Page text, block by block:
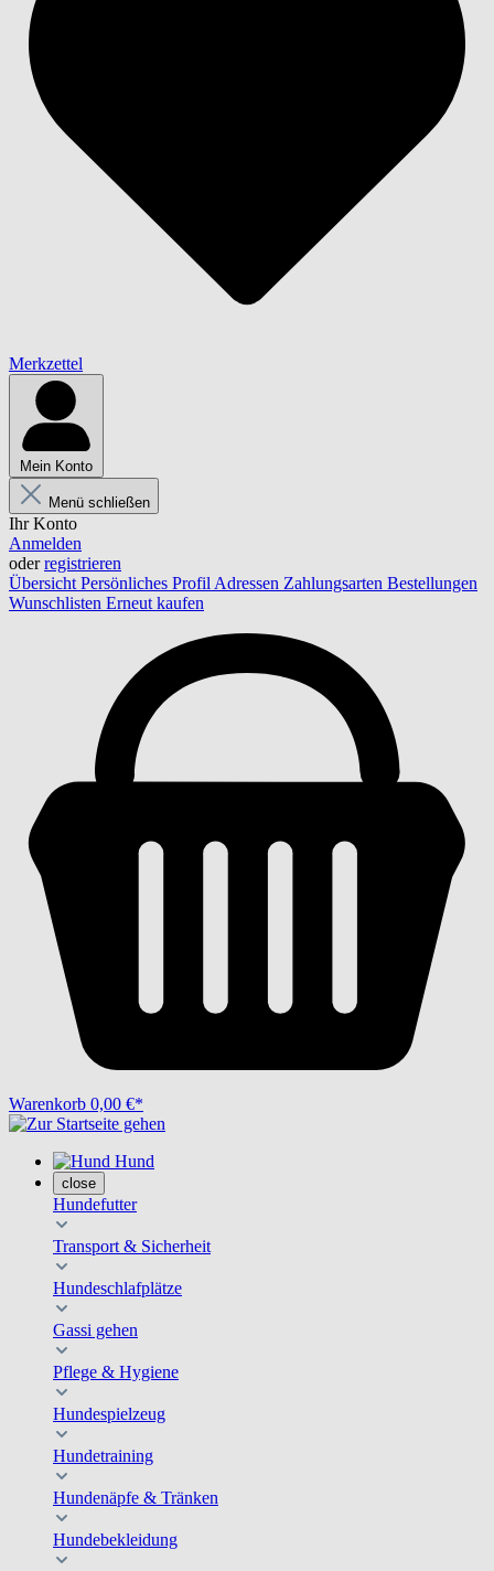
Merkzettel
Mein Konto
Menü schließen
Ihr Konto
Anmelden
oderregistrieren
Übersicht Persönliches Profil Adressen Zahlungsarten Bestellungen
Wunschlisten Erneut kaufen
Warenkorb 0,00 €*
Hund
close
Hundefutter
Transport & Sicherheit
Hundeschlafplätze
Gassi gehen
Pflege & Hygiene
Hundespielzeug
Hundetraining
Hundenäpfe & Tränken
Hundebekleidung